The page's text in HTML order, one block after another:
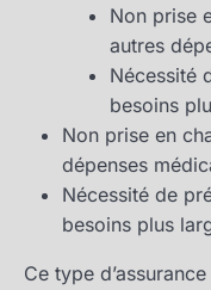
Non prise
autres
Nécessité
besoins
Non prise en
dépenses
Nécessité de
besoins plus
Ce type